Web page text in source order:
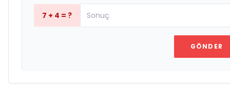
7 + 4 = ?
GÖNDER